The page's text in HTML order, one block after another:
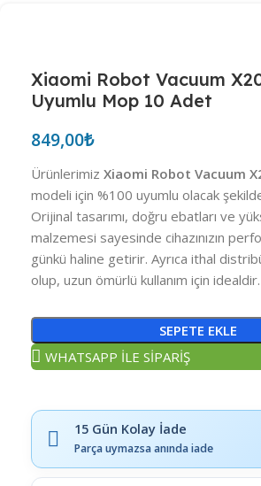
Xiaomi Robot Vacuum
Uyumlu Mop 10 Adet
849,00₺
Ürünlerimiz Xiaomi Robot Vacuum
modeli için %100 uyumlu olacak
Orijinal tasarımı, doğru ebatları ve
malzemesi sayesinde cihazınızın
günkü haline getirir. Ayrıca ithal
olup, uzun ömürlü kullanım için idealdir.
SEPETE EKLE
WHATSAPP İLE SİPARİŞ
15 Gün Kolay İade
Parça uymazsa anında iade